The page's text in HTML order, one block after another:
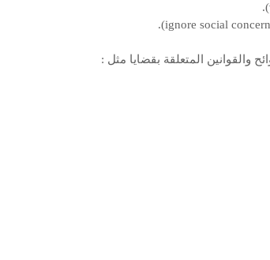
والقوانين المتعلقة بقضايا مثل :